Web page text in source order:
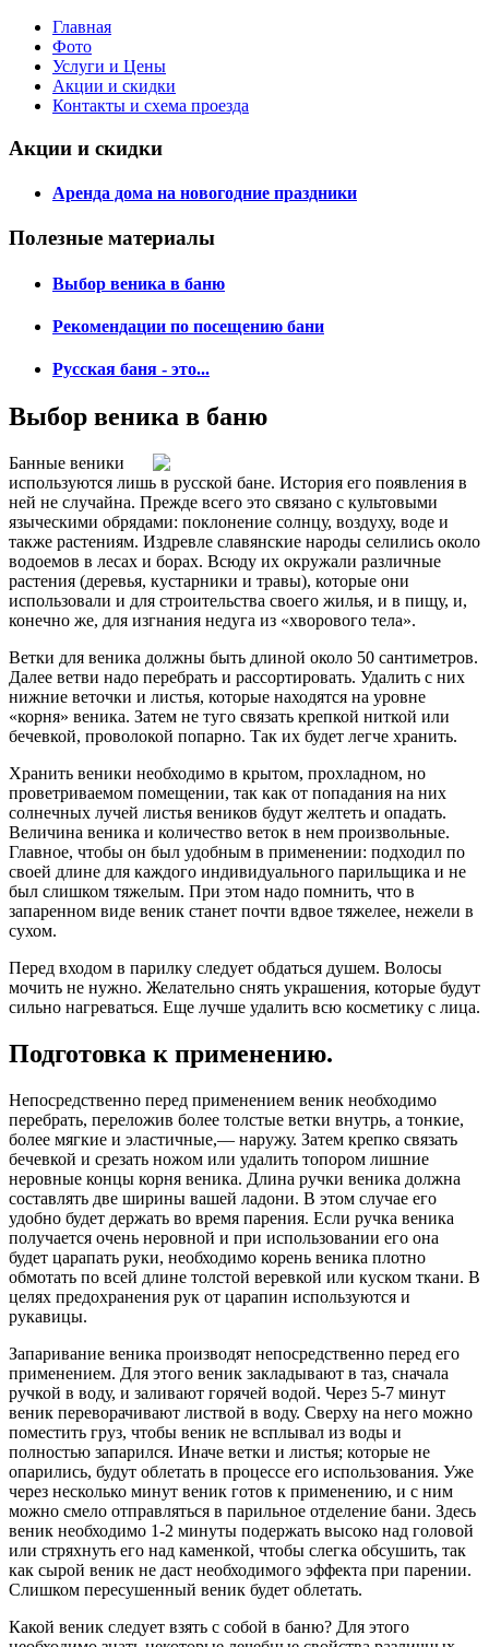
Главная
Фото
Услуги и Цены
Акции и скидки
Контакты и схема проезда
Акции и скидки
Аренда дома на новогодние праздники
Полезные материалы
Выбор веника в баню
Рекомендации по посещению бани
Русская баня - это...
Выбор веника в баню
Банные веники
используются лишь в русской бане. История его появления в
ней не случайна. Прежде всего это связано с культовыми
языческими обрядами: поклонение солнцу, воздуху, воде и
также растениям. Издревле славянские народы селились около
водоемов в лесах и борах. Всюду их окружали различные
растения (деревья, кустарники и травы), которые они
использовали и для строительства своего жилья, и в пищу, и,
конечно же, для изгнания недуга из «хворового тела».
Ветки для веника должны быть длиной около 50 сантиметров.
Далее ветви надо перебрать и рассортировать. Удалить с них
нижние веточки и листья, которые находятся на уровне
«корня» веника. Затем не туго связать крепкой ниткой или
бечевкой, проволокой попарно. Так их будет легче хранить.
Хранить веники необходимо в крытом, прохладном, но
проветриваемом помещении, так как от попадания на них
солнечных лучей листья веников будут желтеть и опадать.
Величина веника и количество веток в нем произвольные.
Главное, чтобы он был удобным в применении: подходил по
своей длине для каждого индивидуального парильщика и не
был слишком тяжелым. При этом надо помнить, что в
запаренном виде веник станет почти вдвое тяжелее, нежели в
сухом.
Перед входом в парилку следует обдаться душем. Волосы
мочить не нужно. Желательно снять украшения, которые будут
сильно нагреваться. Еще лучше удалить всю косметику с лица.
Подготовка к применению.
Непосредственно перед применением веник необходимо
перебрать, переложив более толстые ветки внутрь, а тонкие,
более мягкие и эластичные,— наружу. Затем крепко связать
бечевкой и срезать ножом или удалить топором лишние
неровные концы корня веника. Длина ручки веника должна
составлять две ширины вашей ладони. В этом случае его
удобно будет держать во время парения. Если ручка веника
получается очень неровной и при использовании его она
будет царапать руки, необходимо корень веника плотно
обмотать по всей длине толстой веревкой или куском ткани. В
целях предохранения рук от царапин используются и
рукавицы.
Запаривание веника производят непосредственно перед его
применением. Для этого веник закладывают в таз, сначала
ручкой в воду, и заливают горячей водой. Через 5-7 минут
веник переворачивают листвой в воду. Сверху на него можно
поместить груз, чтобы веник не всплывал из воды и
полностью запарился. Иначе ветки и листья; которые не
опарились, будут облетать в процессе его использования. Уже
через несколько минут веник готов к применению, и с ним
можно смело отправляться в парильное отделение бани. Здесь
веник необходимо 1-2 минуты подержать высоко над головой
или стряхнуть его над каменкой, чтобы слегка обсушить, так
как сырой веник не даст необходимого эффекта при парении.
Слишком пересушенный веник будет облетать.
Какой веник следует взять с собой в баню? Для этого